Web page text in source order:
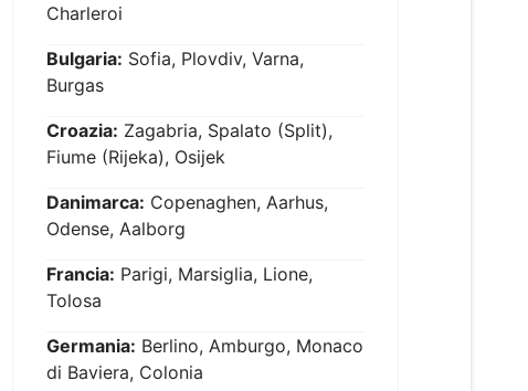
Charleroi
Bulgaria: Sofia, Plovdiv, Varna,
Burgas
Croazia: Zagabria, Spalato (Split),
Fiume (Rijeka), Osijek
Danimarca: Copenaghen, Aarhus,
Odense, Aalborg
Francia: Parigi, Marsiglia, Lione,
Tolosa
Germania: Berlino, Amburgo, Monaco
di Baviera, Colonia